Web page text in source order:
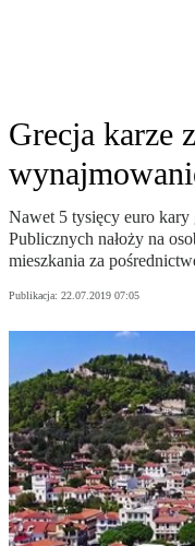
Grecja karze
Nawet 5 tysięcy euro
Publicznych nałoży na
mieszkania za
Publikacja: 22.07.2019 07:05